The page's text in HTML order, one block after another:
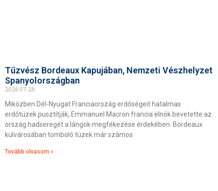
Tűzvész Bordeaux Kapujában, Nemzeti Vészhelyzet
Spanyolországban
2026.07.26.
Miközben Dél-Nyugat Franciaország erdőségeit hatalmas
erdőtüzek pusztítják, Emmanuel Macron francia elnök bevetette az
ország hadseregét a lángok megfékezése érdekében. Bordeaux
külvárosában tomboló tüzek már számos
Tovább olvasom »